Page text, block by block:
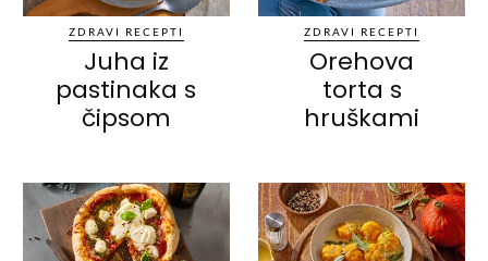
ZDRAVI RECEPTI
Juha iz
pastinaka s
čipsom
ZDRAVI RECEPTI
Orehova
torta s
hruškami